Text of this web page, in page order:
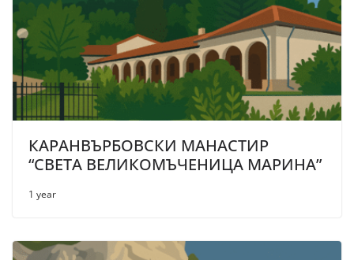
КАРАНВЪРБОВСКИ МАНАСТИР
“СВЕТА ВЕЛИКОМЪЧЕНИЦА МАРИНА”
1 year